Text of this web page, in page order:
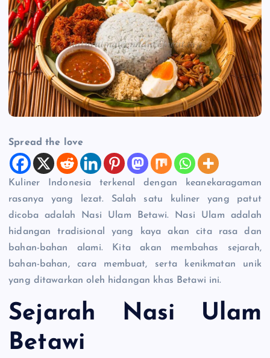
Spread the love
Kuliner Indonesia terkenal dengan keanekaragaman
rasanya yang lezat. Salah satu kuliner yang patut
dicoba adalah Nasi Ulam Betawi. Nasi Ulam adalah
hidangan tradisional yang kaya akan cita rasa dan
bahan-bahan alami. Kita akan membahas sejarah,
bahan-bahan, cara membuat, serta kenikmatan unik
yang ditawarkan oleh hidangan khas Betawi ini.
Sejarah Nasi Ulam
Betawi